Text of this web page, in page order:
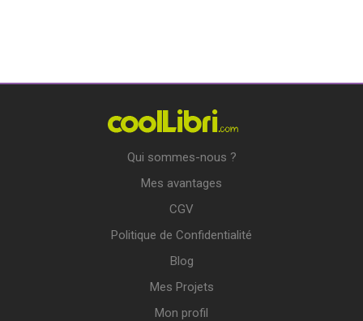
Qui sommes-nous ?
Mes avantages
CGV
Politique de Confidentialité
Blog
Mes Projets
Mon profil